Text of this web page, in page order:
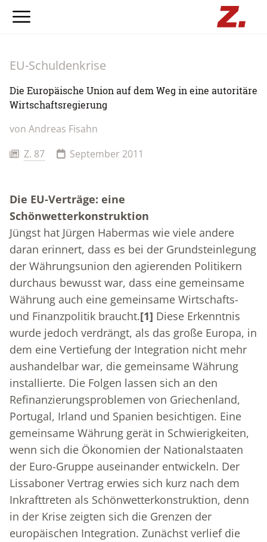
EU-Schuldenkrise
Die Europäische Union auf dem Weg in eine autoritäre
Wirtschaftsregierung
von Andreas Fisahn
Z. 87
September 2011
Die EU-Verträge: eine
Schönwetterkonstruktion
Jüngst hat Jürgen Habermas wie viele andere
daran erinnert, dass es bei der Grundsteinlegung
der Währungsunion den agierenden Politikern
durchaus bewusst war, dass eine gemeinsame
Währung auch eine gemeinsame Wirtschafts-
und Finanzpolitik braucht.[1] Diese Erkenntnis
wurde jedoch verdrängt, als das große Europa, in
dem eine Vertiefung der Integration nicht mehr
aushandelbar war, die gemeinsame Währung
installierte. Die Folgen lassen sich an den
Refinanzierungsproblemen von Griechenland,
Portugal, Irland und Spanien besichtigen. Eine
gemeinsame Währung gerät in Schwierigkeiten,
wenn sich die Ökonomien der Nationalstaaten
der Euro-Gruppe auseinander entwickeln. Der
Lissaboner Vertrag erwies sich kurz nach dem
Inkrafttreten als Schönwetterkonstruktion, denn
in der Krise zeigten sich die Grenzen der
europäischen Integration. Zunächst verlief die